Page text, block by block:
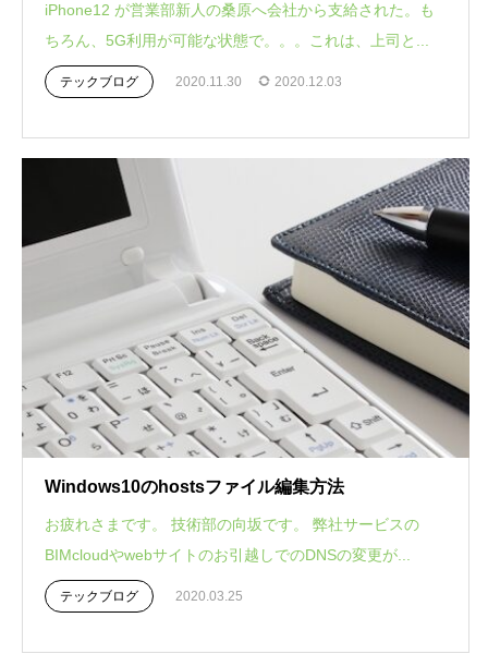
iPhone12 が営業部新人の桑原へ会社から支給された。も
ちろん、5G利用が可能な状態で。。。これは、上司と...
テックブログ 2020.11.30 2020.12.03
Windows10のhostsファイル編集方法
お疲れさまです。 技術部の向坂です。 弊社サービスの
BIMcloudやwebサイトのお引越しでのDNSの変更が...
テックブログ 2020.03.25